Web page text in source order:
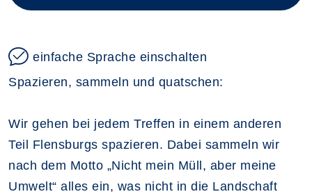
einfache Sprache einschalten
Spazieren, sammeln und quatschen:
Wir gehen bei jedem Treffen in einem anderen
Teil Flensburgs spazieren. Dabei sammeln wir
nach dem Motto „Nicht mein Müll, aber meine
Umwelt“ alles ein, was nicht in die Landschaft